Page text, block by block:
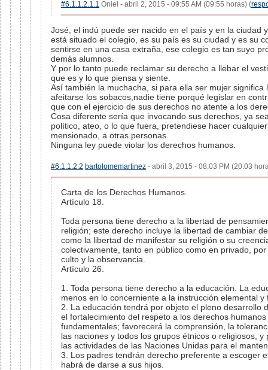
#6.1.1.2.1.1 Oniel - abril 2, 2015 - 09:55 AM (09:55 horas) (
José, el indú puede ser nacido en el país y en la ciudad
está situado el colegio, es su país es su ciudad y es su
sentirse en una casa extraña, ese colegio es tan suyo
demás alumnos.
Y por lo tanto puede reclamar su derecho a llebar el
que es y lo que piensa y siente.
Así también la muchacha, si para ella ser mujer significa
afeitarse los sobacos,nadie tiene porqué legislar en
que con el ejercicio de sus derechos no atente a los
Cosa diferente sería que invocando sus derechos, ya
político, ateo, o lo que fuera, pretendiese hacer
mensionado, a otras personas.
Ninguna ley puede violar los derechos humanos.
#6.1.1.2.2 bartolomemartinez - abril 3, 2015 - 08:03 PM (20:03
Carta de los Derechos Humanos.
Artículo 18.
Toda persona tiene derecho a la libertad de
religión; este derecho incluye la libertad de cambiar
como la libertad de manifestar su religión o su
colectivamente, tanto en público como en privado,
culto y la observancia.
Artículo 26.
1. Toda persona tiene derecho a la educación. La
menos en lo concerniente a la instrucción elemental y
2. La educación tendrá por objeto el pleno desarrollo
el fortalecimiento del respeto a los derechos
fundamentales; favorecerá la comprensión, la
las naciones y todos los grupos étnicos o religiosos,
las actividades de las Naciones Unidas para el
3. Los padres tendrán derecho preferente a escoger
habrá de darse a sus hijos.